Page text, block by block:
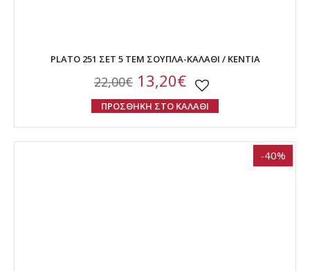
PLATO 251 ΣΕΤ 5 ΤΕΜ ΣΟΥΠΛΑ-ΚΑΛΑΘΙ / KENTIA
22,00€ 13,20€
ΠΡΟΣΘΗΚΗ ΣΤΟ ΚΑΛΑΘΙ
-40%